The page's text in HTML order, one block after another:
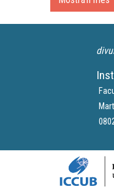
Logos footer